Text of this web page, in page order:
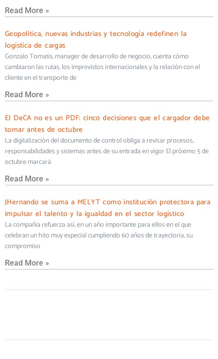
Read More »
Geopolítica, nuevas industrias y tecnología redefinen la
logística de cargas
Gonzalo Tomatis, manager de desarrollo de negocio, cuenta cómo
cambiaron las rutas, los imprevistos internacionales y la relación con el
cliente en el transporte de
Read More »
El DeCA no es un PDF: cinco decisiones que el cargador debe
tomar antes de octubre
La digitalización del documento de control obliga a revisar procesos,
responsabilidades y sistemas antes de su entrada en vigor El próximo 5 de
octubre marcará
Read More »
JHernando se suma a MELYT como institución protectora para
impulsar el talento y la igualdad en el sector logístico
La compañía refuerza así, en un año importante para ellos en el que
celebran un hito muy especial cumpliendo 60 años de trayectoria, su
compromiso
Read More »